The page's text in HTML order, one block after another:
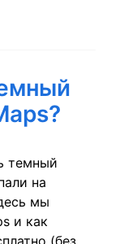
темный
на
мы
и как
(без